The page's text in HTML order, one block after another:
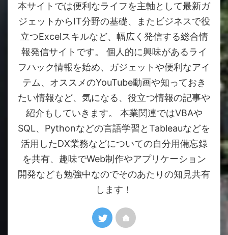
本サイトでは便利なライフを主軸として最新ガ
ジェットからIT分野の基礎、またビジネスで役
立つExcelスキルなど、幅広く発信する総合情
報発信サイトです。 個人的に興味があるライ
フハック情報を始め、ガジェットや便利なアイ
テム、オススメのYouTube動画や知っておき
たい情報など、気になる、役立つ情報の記事や
紹介もしていきます。 本業関連ではVBAや
SQL、Pythonなどの言語学習とTableauなどを
活用したDX業務などについての自分用備忘録
を共有、趣味でWeb制作やアプリケーション
開発なども勉強中なのでそのあたりの知見共有
します！